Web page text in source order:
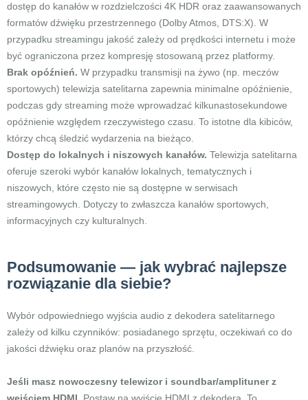
dostęp do kanałów w rozdzielczości 4K HDR oraz zaawansowanych
formatów dźwięku przestrzennego (Dolby Atmos, DTS:X). W
przypadku streamingu jakość zależy od prędkości internetu i może
być ograniczona przez kompresję stosowaną przez platformy.
Brak opóźnień. W przypadku transmisji na żywo (np. meczów
sportowych) telewizja satelitarna zapewnia minimalne opóźnienie,
podczas gdy streaming może wprowadzać kilkunastosekundowe
opóźnienie względem rzeczywistego czasu. To istotne dla kibiców,
którzy chcą śledzić wydarzenia na bieżąco.
Dostęp do lokalnych i niszowych kanałów. Telewizja satelitarna
oferuje szeroki wybór kanałów lokalnych, tematycznych i
niszowych, które często nie są dostępne w serwisach
streamingowych. Dotyczy to zwłaszcza kanałów sportowych,
informacyjnych czy kulturalnych.
Podsumowanie — jak wybrać najlepsze
rozwiązanie dla siebie?
Wybór odpowiedniego wyjścia audio z dekodera satelitarnego
zależy od kilku czynników: posiadanego sprzętu, oczekiwań co do
jakości dźwięku oraz planów na przyszłość.
Jeśli masz nowoczesny telewizor i soundbar/amplituner z